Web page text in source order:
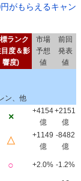
がもらえるキャン
ランク
度＆影
響度)
市場
予想
値
前回
発表
値
ン、他
×
+4154
億
+2151
億
△
+1149
億
-8482
億
○ +2.0% -1.2%